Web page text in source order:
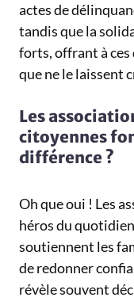
actes de
tandis que la
forts, offrant à
que ne le laissent
Les
citoyennes
différence ?
Oh que oui ! Les
héros du
soutiennent les
de redonner
révèle souvent